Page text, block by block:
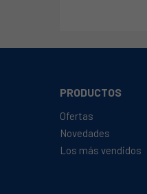
PRODUCTOS
Ofertas
Novedades
Los más vendidos